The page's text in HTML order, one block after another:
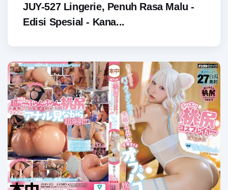
JUY-527 Lingerie, Penuh Rasa Malu -
Edisi Spesial - Kana...